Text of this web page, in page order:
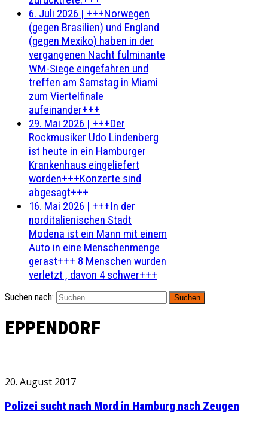
6. Juli 2026 | +++Norwegen
(gegen Brasilien) und England
(gegen Mexiko) haben in der
vergangenen Nacht fulminante
WM-Siege eingefahren und
treffen am Samstag in Miami
zum Viertelfinale
aufeinander+++
29. Mai 2026 | +++Der
Rockmusiker Udo Lindenberg
ist heute in ein Hamburger
Krankenhaus eingeliefert
worden+++Konzerte sind
abgesagt+++
16. Mai 2026 | +++In der
norditalienischen Stadt
Modena ist ein Mann mit einem
Auto in eine Menschenmenge
gerast+++ 8 Menschen wurden
verletzt , davon 4 schwer+++
Suchen nach:
EPPENDORF
20. August 2017
Polizei sucht nach Mord in Hamburg nach Zeugen